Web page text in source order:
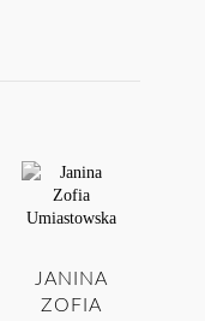
JANINA
ZOFIA